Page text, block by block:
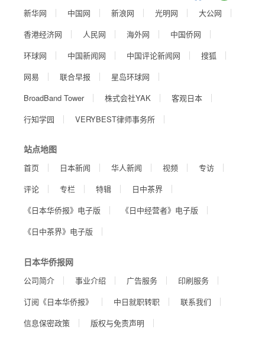
新华网 中国网 新浪网 光明网
大公网
香港经济网
人民网 海外网
中国侨网
环球网
中国新闻网 中国评论新闻网
搜狐
网易
联合早报
星岛环球网
BroadBand Tower
株式会社YAK
客观日本
行知学园
VERYBEST律师事务所
站点地图
首页 日本新闻 华人新闻 视频
专访
评论
专栏 特辑
日中茶界
《日本华侨报》电子版
《日中经营者》电子版
《日中茶界》电子版
日本华侨报网
公司简介 事业介绍 广告服务
印刷服务
订阅《日本华侨报》
中日就职转职
联系我们
信息保密政策
版权与免责声明